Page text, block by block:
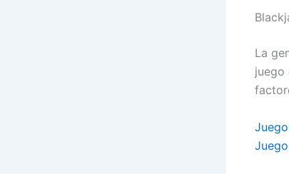
La
juego